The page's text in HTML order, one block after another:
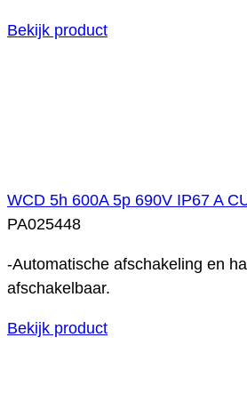
Bekijk product
WCD 5h 600A 5p 690V IP67 A
PA025448
-Automatische afschakeling en
afschakelbaar.
Bekijk product